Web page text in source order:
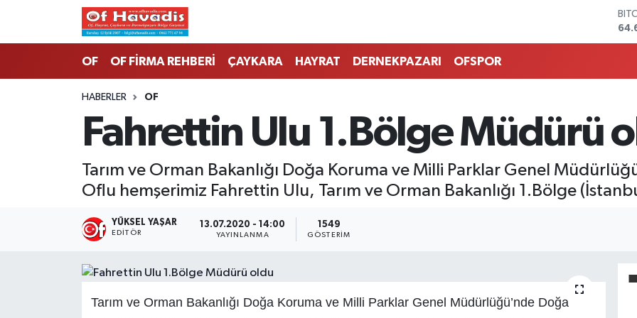
OF OF FİRMA REHBERİ ÇAYKARA HAYRAT DERNEKPAZARI OFSPOR
HABERLER OF
Fahrettin Ulu 1.Bölge Müdürü
Tarım ve Orman Bakanlığı Doğa Koruma ve Milli Parklar Genel
Oflu hemşerimiz Fahrettin Ulu, Tarım ve Orman Bakanlığı 1.Bölge
YÜKSEL YAŞAR
EDITÖR
13.07.2020 - 14:00
YAYINLANMA
1549
GÖSTERIM
Tarım ve Orman Bakanlığı Doğa Koruma ve Milli Parklar Genel Müdürlüğü’nde Doğa
Trabzon Nöbetçi Eczaneler
Trabzon Namaz Vakitleri
Trabzon Trafik Yoğunluk Haritası
Süper Lig Puan Durumu ve Fikstür
Tüm Manşetler
Son Dakika Haberleri
Haber Arşivi